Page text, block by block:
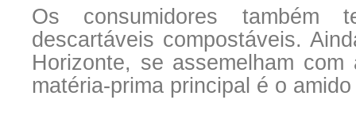
Os consumidores também
descartáveis compostáveis.
Horizonte, se assemelham
matéria-prima principal é o